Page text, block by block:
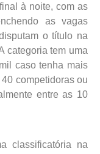
à noite, com as
as vagas
o título na
categoria tem uma
caso tenha mais
competidoras ou
entre as 10
classificatória na